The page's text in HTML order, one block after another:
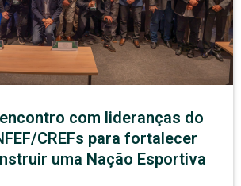
com lideranças do
CREFs para fortalecer
uma Nação Esportiva